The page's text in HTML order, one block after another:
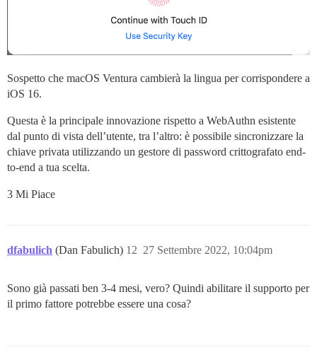
Sospetto che macOS Ventura cambierà la lingua per corrispondere a
iOS 16.
Questa è la principale innovazione rispetto a WebAuthn esistente
dal punto di vista dell’utente, tra l’altro: è possibile sincronizzare la
chiave privata utilizzando un gestore di password crittografato end-
to-end a tua scelta.
3 Mi Piace
dfabulich (Dan Fabulich) 27 Settembre 2022, 10:04pm
12
Sono già passati ben 3-4 mesi, vero? Quindi abilitare il supporto per
il primo fattore potrebbe essere una cosa?